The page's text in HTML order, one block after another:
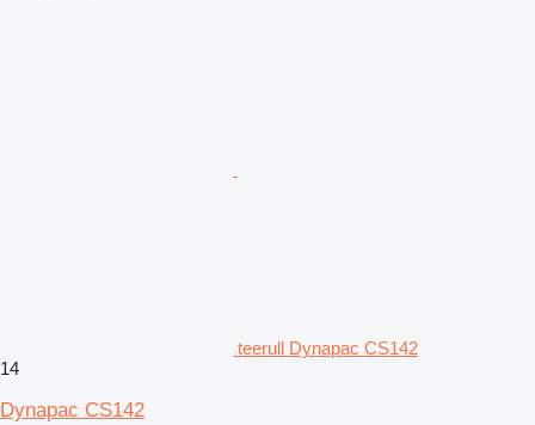
teerull Dynapac CS142
14
Dynapac CS142